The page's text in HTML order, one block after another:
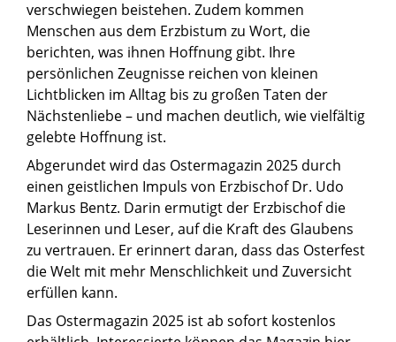
verschwiegen beistehen. Zudem kommen
Menschen aus dem Erzbistum zu Wort, die
berichten, was ihnen Hoffnung gibt. Ihre
persönlichen Zeugnisse reichen von kleinen
Lichtblicken im Alltag bis zu großen Taten der
Nächstenliebe – und machen deutlich, wie vielfältig
gelebte Hoffnung ist.
Abgerundet wird das Ostermagazin 2025 durch
einen geistlichen Impuls von Erzbischof Dr. Udo
Markus Bentz. Darin ermutigt der Erzbischof die
Leserinnen und Leser, auf die Kraft des Glaubens
zu vertrauen. Er erinnert daran, dass das Osterfest
die Welt mit mehr Menschlichkeit und Zuversicht
erfüllen kann.
Das Ostermagazin 2025 ist ab sofort kostenlos